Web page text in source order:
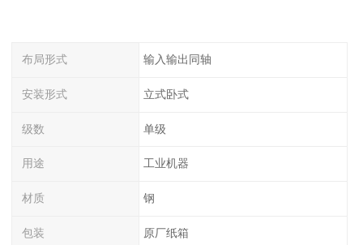
布局形式 输入输出同轴
安装形式 立式卧式
级数 单级
用途 工业机器
材质 钢
包装 原厂纸箱